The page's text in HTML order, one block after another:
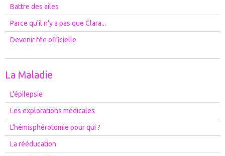
Battre des ailes
Parce qu'il n'y a pas que Clara...
Devenir fée officielle
La Maladie
L'épilepsie
Les explorations médicales
L'hémisphérotomie pour qui ?
La rééducation